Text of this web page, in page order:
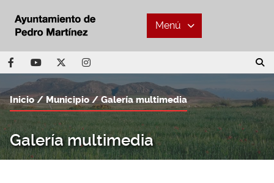
Menú
Galería multimedia
Inicio Municipio Galería multimedia